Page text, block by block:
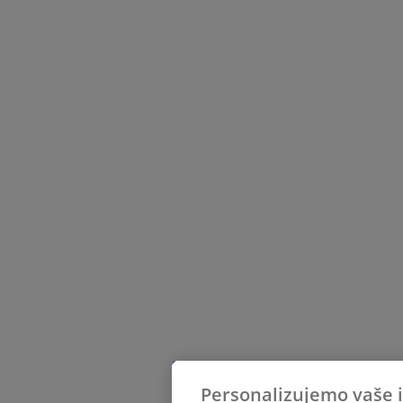
Personalizujemo vaše